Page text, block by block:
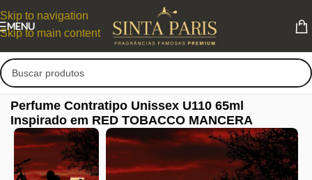
Skip to navigation
Skip to main content
MENU
Perfume Contratipo Unissex U110 65ml
Inspirado em RED TOBACCO MANCERA